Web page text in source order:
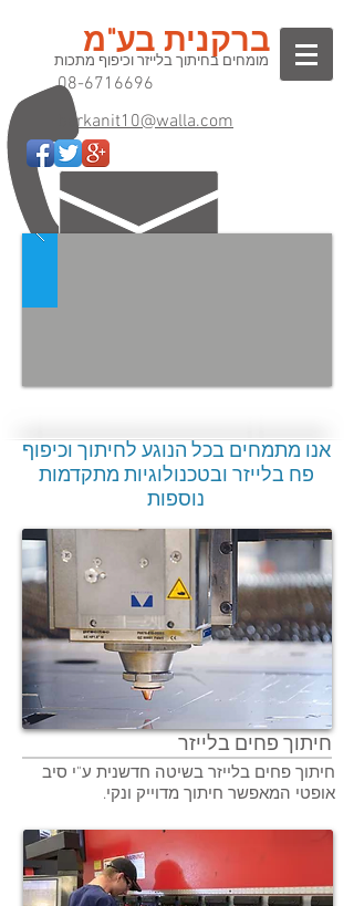
ברקנית בע"מ
מומחים בחיתוך בלייזר וכיפוף מתכות
08-6716696
barkanit10@walla.com
אנו מתמחים בכל הנוגע לחיתוך וכיפוף
פח בלייזר ובטכנולוגיות מתקדמות
נוספות
חיתוך פחים בלייזר
חיתוך פחים בלייזר בשיטה חדשנית ע"י סיב
אופטי המאפשר חיתוך מדוייק ונקי.